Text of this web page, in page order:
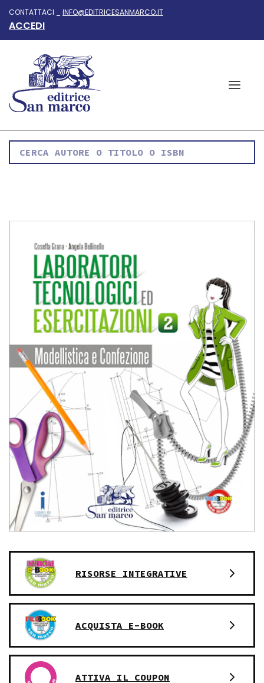
CONTATTACI _ INFO@EDITRICESANMARCO.IT
ACCEDI
RISORSE INTEGRATIVE
ACQUISTA E-BOOK
ATTIVA IL COUPON